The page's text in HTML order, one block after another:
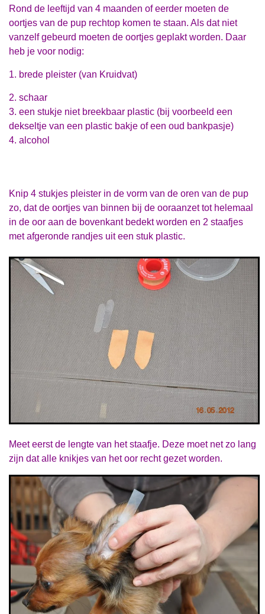
Rond de leeftijd van 4 maanden of eerder moeten de
oortjes van de pup rechtop komen te staan. Als dat niet
vanzelf gebeurd moeten de oortjes geplakt worden. Daar
heb je voor nodig:
1. brede pleister (van Kruidvat)
2. schaar
3. een stukje niet breekbaar plastic (bij voorbeeld een
dekseltje van een plastic bakje of een oud bankpasje)
4. alcohol
Knip 4 stukjes pleister in de vorm van de oren van de pup
zo, dat de oortjes van binnen bij de ooraanzet tot helemaal
in de oor aan de bovenkant bedekt worden en 2 staafjes
met afgeronde randjes uit een stuk plastic.
Meet eerst de lengte van het staafje. Deze moet net zo lang
zijn dat alle knikjes van het oor recht gezet worden.